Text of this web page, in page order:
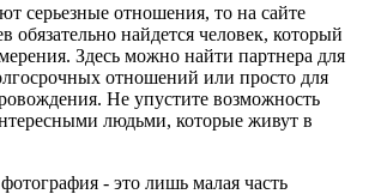
серьезные отношения, то на сайте
обязательно найдется человек, который
Здесь можно найти партнера для
отношений или просто для
Не упустите возможность
людьми, которые живут в
- это лишь малая часть